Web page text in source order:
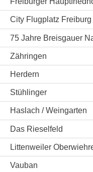
City Flugplatz Freiburg
75 Jahre Breisgauer
Zähringen
Herdern
Stühlinger
Haslach / Weingarten
Das Rieselfeld
Littenweiler
Vauban